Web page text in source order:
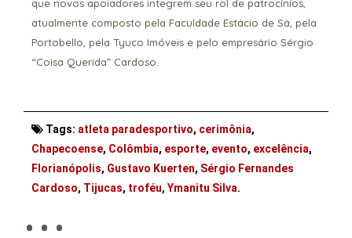
que novos apoiadores integrem seu rol de patrocínios,
atualmente composto pela Faculdade Estácio de Sá , pela
Portobello , pela Tyuco Imóveis e pelo empresário Sérgio
“Coisa Querida” Cardoso
Tags: atleta paradesportivo, cerimônia,
Chapecoense, Colômbia, esporte, evento, excelência,
Florianópolis, Gustavo Kuerten, Sérgio Fernandes
Cardoso, Tijucas, troféu, Ymanitu Silva.
. . .